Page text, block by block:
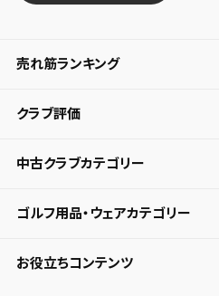
売れ筋ランキング
クラブ評価
中古クラブカテゴリー
ゴルフ用品・ウェアカテゴリー
お役立ちコンテンツ